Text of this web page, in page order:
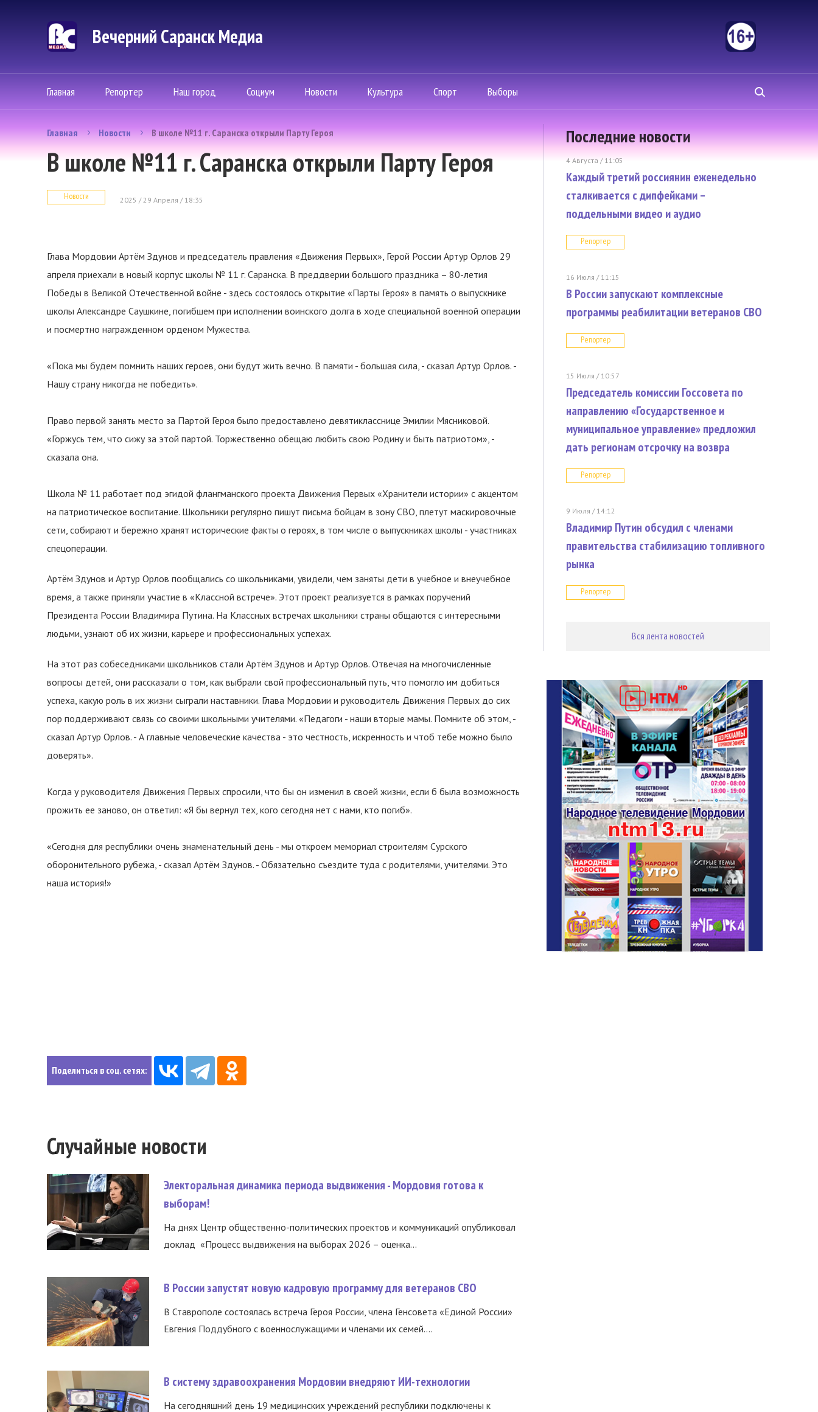
Вечерний Саранск Mедиа
Главная Репортер Наш город Социум Новости Культура Спорт Выборы
Главная Новости В школе №11 г. Саранска открыли Парту Героя
В школе №11 г. Саранска открыли Парту Героя
Новости 2025 / 29 Апреля / 18:35
Глава Мордовии Артём Здунов и председатель правления «Движения Первых», Герой России Артур Орлов 29
апреля приехали в новый корпус школы № 11 г. Саранска. В преддверии большого праздника – 80-летия
Победы в Великой Отечественной войне - здесь состоялось открытие «Парты Героя» в память о выпускнике
школы Александре Саушкине, погибшем при исполнении воинского долга в ходе специальной военной операции
и посмертно награжденном орденом Мужества.
«Пока мы будем помнить наших героев, они будут жить вечно. В памяти - большая сила, - сказал Артур Орлов. -
Нашу страну никогда не победить».
Право первой занять место за Партой Героя было предоставлено девятикласснице Эмилии Мясниковой.
«Горжусь тем, что сижу за этой партой. Торжественно обещаю любить свою Родину и быть патриотом», -
сказала она.
Школа № 11 работает под эгидой флангманского проекта Движения Первых «Хранители истории» с акцентом
на патриотическое воспитание. Школьники регулярно пишут письма бойцам в зону СВО, плетут маскировочные
сети, собирают и бережно хранят исторические факты о героях, в том числе о выпускниках школы - участниках
спецоперации.
Артём Здунов и Артур Орлов пообщались со школьниками, увидели, чем заняты дети в учебное и внеучебное
время, а также приняли участие в «Классной встрече». Этот проект реализуется в рамках поручений
Президента России Владимира Путина. На Классных встречах школьники страны общаются с интересными
людьми, узнают об их жизни, карьере и профессиональных успехах.
На этот раз собеседниками школьников стали Артём Здунов и Артур Орлов. Отвечая на многочисленные
вопросы детей, они рассказали о том, как выбрали свой профессиональный путь, что помогло им добиться
успеха, какую роль в их жизни сыграли наставники. Глава Мордовии и руководитель Движения Первых до сих
пор поддерживают связь со своими школьными учителями. «Педагоги - наши вторые мамы. Помните об этом, -
сказал Артур Орлов. - А главные человеческие качества - это честность, искренность и чтоб тебе можно было
доверять».
Когда у руководителя Движения Первых спросили, что бы он изменил в своей жизни, если б была возможность
прожить ее заново, он ответил: «Я бы вернул тех, кого сегодня нет с нами, кто погиб».
«Сегодня для республики очень знаменательный день - мы откроем мемориал строителям Сурского
оборонительного рубежа, - сказал Артём Здунов. - Обязательно съездите туда с родителями, учителями. Это
наша история!»
Поделиться в соц. сетях:
Случайные новости
Электоральная динамика периода выдвижения - Мордовия готова к
выборам!
На днях Центр общественно-политических проектов и коммуникаций опубликовал
доклад «Процесс выдвижения на выборах 2026 – оценка...
В России запустят новую кадровую программу для ветеранов СВО
В Ставрополе состоялась встреча Героя России, члена Генсовета «Единой России»
Евгения Поддубного с военнослужащими и членами их семей....
В систему здравоохранения Мордовии внедряют ИИ-технологии
На сегодняшний день 19 медицинских учреждений республики подключены к
Последние новости
4 Августа / 11:05
Каждый третий россиянин еженедельно
сталкивается с дипфейками –
поддельными видео и аудио
Репортер
16 Июля / 11:15
В России запускают комплексные
программы реабилитации ветеранов СВО
Репортер
15 Июля / 10:57
Председатель комиссии Госсовета по
направлению «Государственное и
муниципальное управление» предложил
дать регионам отсрочку на возвра
Репортер
9 Июля / 14:12
Владимир Путин обсудил с членами
правительства стабилизацию топливного
рынка
Репортер
Вся лента новостей